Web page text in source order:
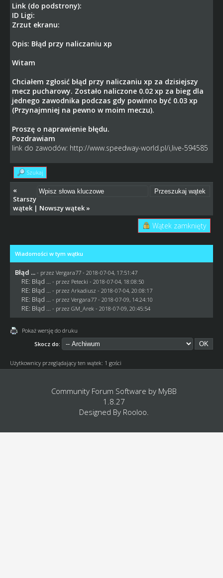
Link (do podstrony):
ID Ligi:
Zrzut ekranu:
Opis: Błąd przy naliczaniu xp
Witam
Chciałem zgłosić błąd przy naliczaniu xp za dzisiejszy
mecz pucharowy. Zostało naliczone 0.02 xp za bieg dla
jednego zawodnika podczas gdy powinno być 0.03 xp
(Przynajmniej na pewno w moim meczu).
Proszę o naprawienie błędu.
Pozdrawiam
link do zawodów: http://www.speedway-world.pl/i,live-594585
Szukaj
«
Starszy
wątek| Nowszy wątek»
Wątek zamknięty
Wiadomości w tym wątku
Błąd ... - przez Vergara77- 2018-07-04, 17:51:47
RE: Błąd ... - przez Petecki - 2018-07-04, 18:08:50
RE: Błąd ... - przez Arkadiusz - 2018-07-04, 20:08:17
RE: Błąd ... - przez Vergara77- 2018-07-09, 14:24:10
RE: Błąd ... - przez GM_Arek - 2018-07-09, 20:45:54
Pokaż wersję do druku
Skocz do:
Użytkownicy przeglądający ten wątek: 1 gości
Community Forum Software by MyBB
1.8.27
Designed By Rooloo